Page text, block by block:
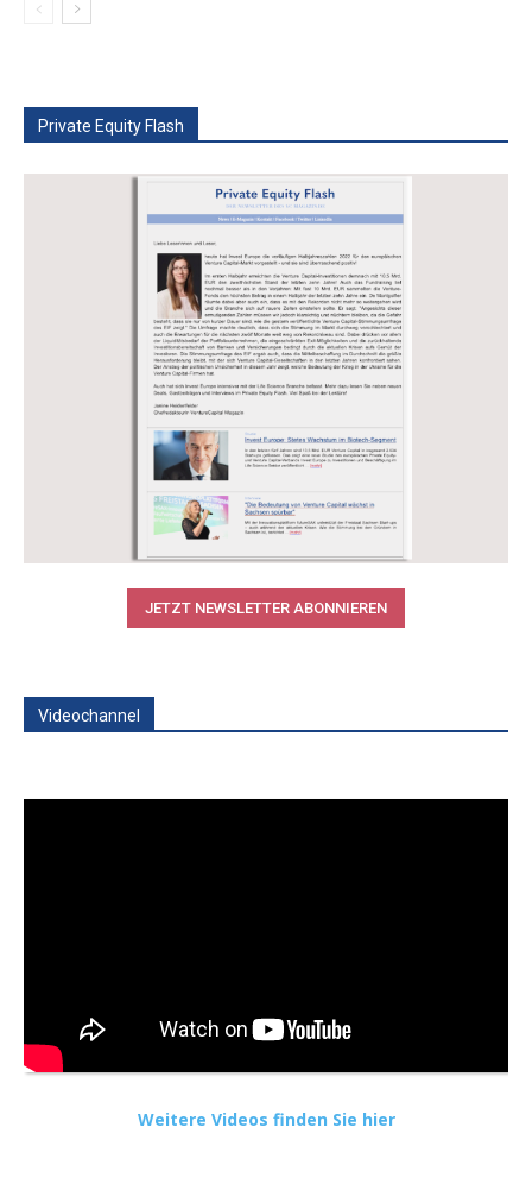
Private Equity Flash
JETZT NEWSLETTER ABONNIEREN
Videochannel
Weitere Videos finden Sie hier